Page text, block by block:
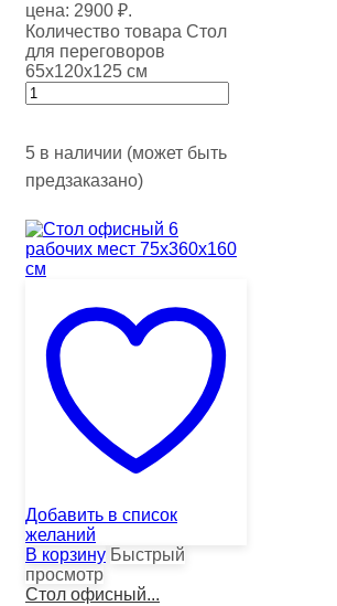
цена: 2900 ₽.
Количество товара Стол
для переговоров
65х120х125 см
5 в наличии (может быть
предзаказано)
Добавить в список
желаний
В корзину Быстрый
просмотр
Стол офисный...